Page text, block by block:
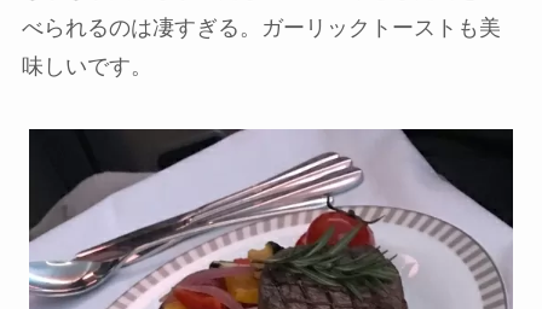
べられるのは凄すぎる。ガーリックトーストも美
味しいです。